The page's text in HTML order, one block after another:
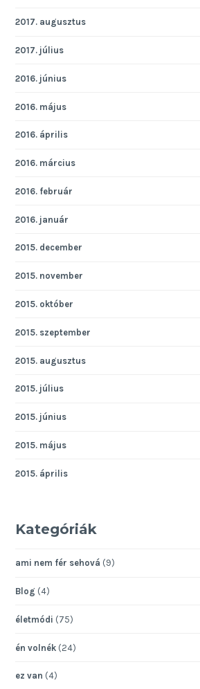
2017. augusztus
2017. július
2016. június
2016. május
2016. április
2016. március
2016. február
2016. január
2015. december
2015. november
2015. október
2015. szeptember
2015. augusztus
2015. július
2015. június
2015. május
2015. április
Kategóriák
ami nem fér sehová (9)
Blog (4)
életmódi (75)
én volnék (24)
ez van (4)